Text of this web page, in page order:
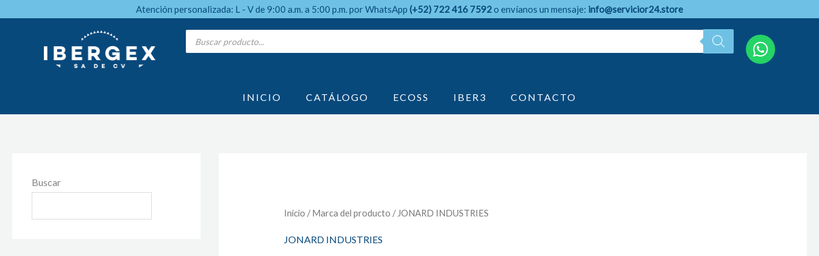
Atención personalizada: L - V de 9:00 a.m. a 5:00 p.m. por WhatsApp (+52) 722 416 7592o envíanos un mensaje: info@servicior24.store
Products
search
INICIO CATÁLOGO ECOSS IBER3 CONTACTO
Buscar
Inicio / Marca del producto / JONARD INDUSTRIES
JONARD INDUSTRIES